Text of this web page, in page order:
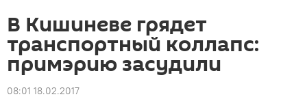
В Кишиневе грядет
транспортный коллапс:
примэрию засудили
08:01 18.02.2017